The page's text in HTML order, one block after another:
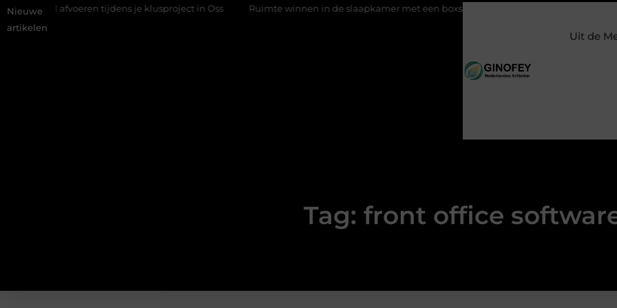
Nieuwe
artikelen
afvoeren tijdens je klusproject in Oss Ruimte winnen in de slaapkamer met een boxspring met opbergruimte
Uit de
Tag: front office